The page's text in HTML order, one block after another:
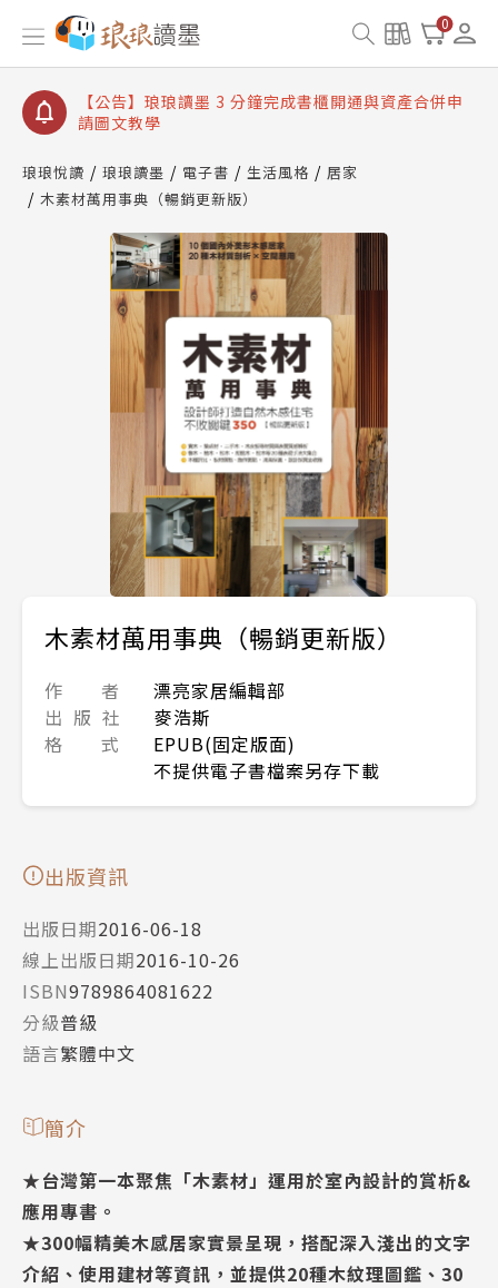
0
【公告】琅琅讀墨數位閱讀資產合併與書櫃開通申請
【公告】琅琅讀墨書櫃開通常見問題
【公告】琅琅讀墨 3 分鐘完成書櫃開通與資產合併申
請圖文教學
查詢
【公告】琅琅讀墨數位閱讀資產合併與書櫃開通申請
琅琅悅讀 琅琅讀墨 電子書 生活風格
居家
木素材萬用事典（暢銷更新版）
木素材萬用事典（暢銷更新版）
作 者
漂亮家居編輯部
出 版 社
麥浩斯
格 式
EPUB(固定版面)
不提供電子書檔案另存下載
出版資訊
出版日期2016-06-18
線上出版日期2016-10-26
ISBN9789864081622
分級普級
語言繁體中文
簡介
★台灣第一本聚焦「木素材」運用於室內設計的賞析&
應用專書。
★300幅精美木感居家實景呈現，搭配深入淺出的文字
介紹、使用建材等資訊，並提供20種木紋理圖鑑、30